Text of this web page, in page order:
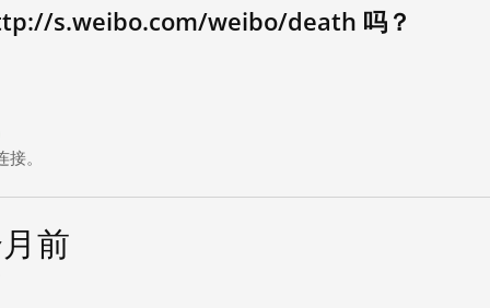
s.weibo.com/weibo/death 吗？
。
前